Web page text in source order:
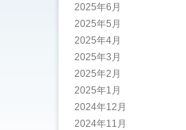
2025年6月
2025年5月
2025年4月
2025年3月
2025年2月
2025年1月
2024年12月
2024年11月